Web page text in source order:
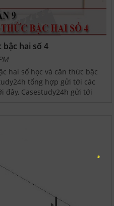
bậc hai số 4
hai số học và căn thức bậc
tổng hợp gửi tới các
đây, Casestudy24h gửi tới